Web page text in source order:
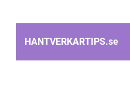
HANTVERKARTIPS.se